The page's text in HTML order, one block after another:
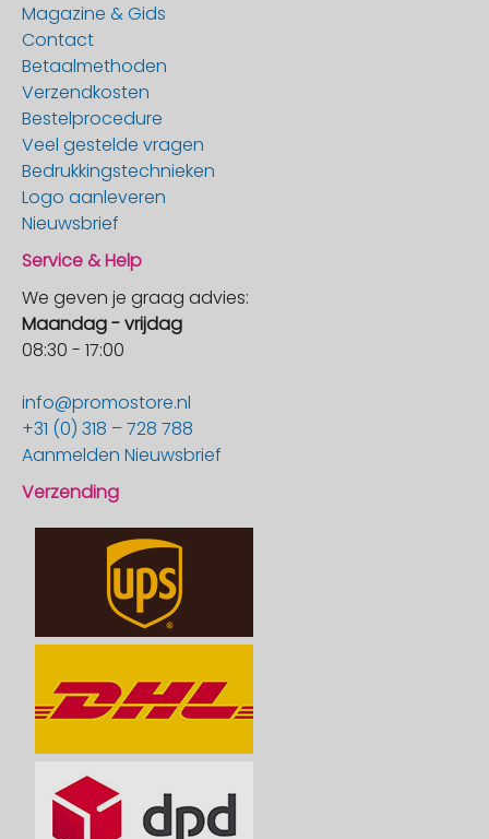
Magazine & Gids
Contact
Betaalmethoden
Verzendkosten
Bestelprocedure
Veel gestelde vragen
Bedrukkingstechnieken
Logo aanleveren
Nieuwsbrief
Service & Help
We geven je graag advies:
Maandag - vrijdag
08:30 - 17:00
info@promostore.nl
+31 (0) 318 – 728 788
Aanmelden Nieuwsbrief
Verzending